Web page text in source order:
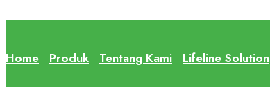
Home Produk Tentang Kami Lifeline Solution